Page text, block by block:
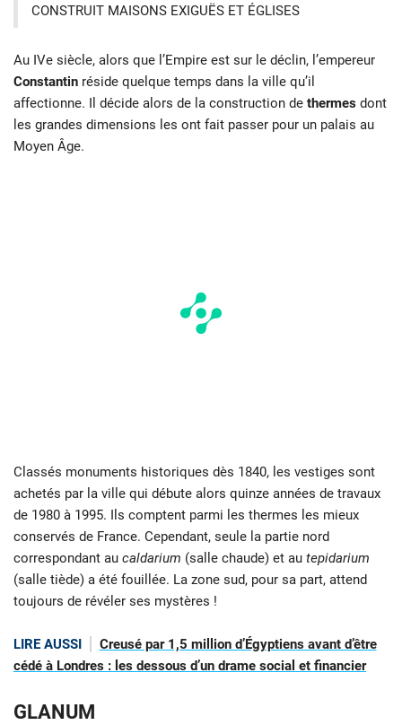
CONSTRUIT MAISONS EXIGUËS ET ÉGLISES
Au IVe siècle, alors que l’Empire est sur le déclin, l’empereur
Constantin réside quelque temps dans la ville qu’il
affectionne. Il décide alors de la construction de thermes dont
les grandes dimensions les ont fait passer pour un palais au
Moyen Âge.
Classés monuments historiques dès 1840, les vestiges sont
achetés par la ville qui débute alors quinze années de travaux
de 1980 à 1995. Ils comptent parmi les thermes les mieux
conservés de France. Cependant, seule la partie nord
correspondant au caldarium (salle chaude) et au tepidarium
(salle tiède) a été fouillée. La zone sud, pour sa part, attend
toujours de révéler ses mystères !
LIRE AUSSI
Creusé par 1,5 million d’Égyptiens avant d’être
cédé à Londres : les dessous d’un drame social et financier
GLANUM